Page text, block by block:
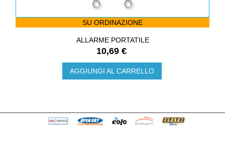
SU ORDINAZIONE
ALLARME PORTATILE
10,69 €
AGGIUNGI AL CARRELLO